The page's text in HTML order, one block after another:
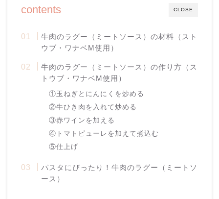
CLOSE
contents
牛肉のラグー（ミートソース）の材料（スト
ウブ・ワナベM使用）
牛肉のラグー（ミートソース）の作り方（ス
トウブ・ワナベM使用）
①玉ねぎとにんにくを炒める
②牛ひき肉を入れて炒める
③赤ワインを加える
④トマトピューレを加えて煮込む
⑤仕上げ
パスタにぴったり！牛肉のラグー（ミートソ
ース）